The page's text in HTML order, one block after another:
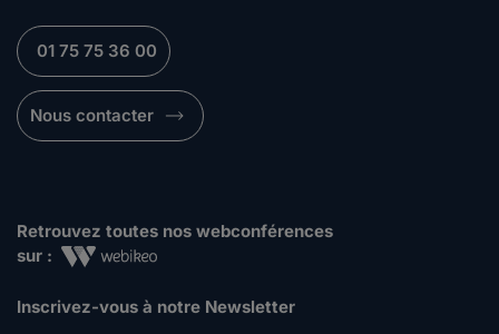
01 75 75 36 00
Nous contacter
Retrouvez toutes nos webconférences
sur :
Inscrivez-vous à notre Newsletter